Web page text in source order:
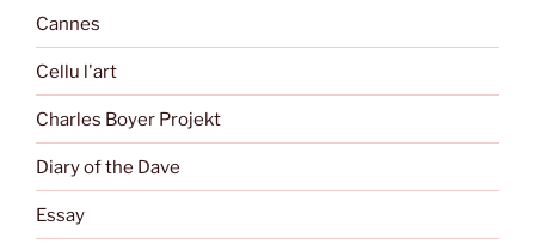
Cannes
Cellu l'art
Charles Boyer Projekt
Diary of the Dave
Essay